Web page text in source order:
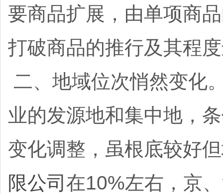
要商品扩展，由单项商
打破商品的推行及其程
二、地域位次悄然变化
业的发源地和集中地，
变化调整，虽根底较好
限公司 在10%左右，京